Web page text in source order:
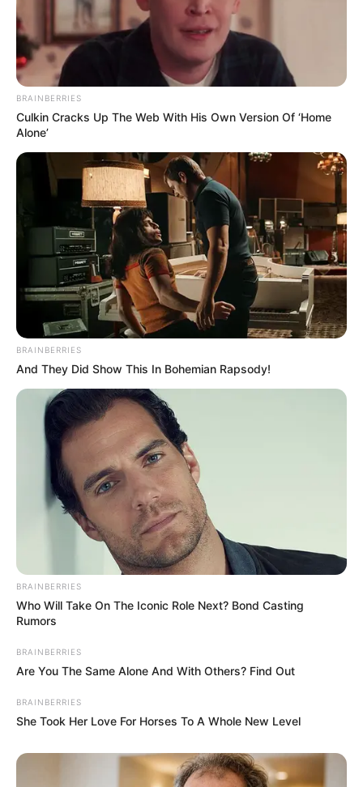
ΤΑ ΠΙΟ ΔΗΜΟΦΙΛΗ
BRAINBERRIES
Culkin Cracks Up The Web With His Own Version Of ‘Home
Alone’
BRAINBERRIES
And They Did Show This In Bohemian Rapsody!
BRAINBERRIES
Who Will Take On The Iconic Role Next? Bond Casting
Rumors
BRAINBERRIES
Are You The Same Alone And With Others? Find Out
BRAINBERRIES
She Took Her Love For Horses To A Whole New Level